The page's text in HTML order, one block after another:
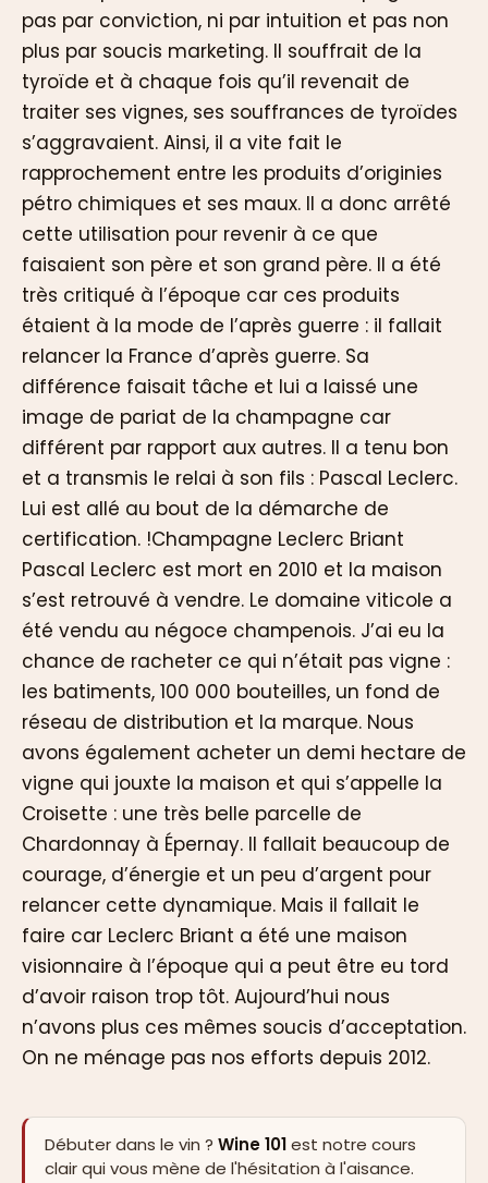
pas par conviction, ni par intuition et pas non
plus par soucis marketing. Il souffrait de la
tyroïde et à chaque fois qu’il revenait de
traiter ses vignes, ses souffrances de tyroïdes
s’aggravaient. Ainsi, il a vite fait le
rapprochement entre les produits d’originies
pétro chimiques et ses maux. Il a donc arrêté
cette utilisation pour revenir à ce que
faisaient son père et son grand père. Il a été
très critiqué à l’époque car ces produits
étaient à la mode de l’après guerre : il fallait
relancer la France d’après guerre. Sa
différence faisait tâche et lui a laissé une
image de pariat de la champagne car
différent par rapport aux autres. Il a tenu bon
et a transmis le relai à son fils : Pascal Leclerc.
Lui est allé au bout de la démarche de
certification. !Champagne Leclerc Briant
Pascal Leclerc est mort en 2010 et la maison
s’est retrouvé à vendre. Le domaine viticole a
été vendu au négoce champenois. J’ai eu la
chance de racheter ce qui n’était pas vigne :
les batiments, 100 000 bouteilles, un fond de
réseau de distribution et la marque. Nous
avons également acheter un demi hectare de
vigne qui jouxte la maison et qui s’appelle la
Croisette : une très belle parcelle de
Chardonnay à Épernay. Il fallait beaucoup de
courage, d’énergie et un peu d’argent pour
relancer cette dynamique. Mais il fallait le
faire car Leclerc Briant a été une maison
visionnaire à l’époque qui a peut être eu tord
d’avoir raison trop tôt. Aujourd’hui nous
n’avons plus ces mêmes soucis d’acceptation.
On ne ménage pas nos efforts depuis 2012.
Débuter dans le vin ? Wine 101est notre cours
clair qui vous mène de l'hésitation à l'aisance.